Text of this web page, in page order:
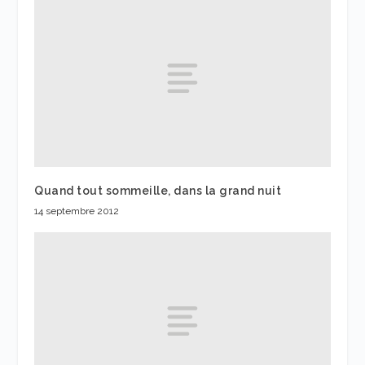
Quand tout sommeille, dans la grand nuit
14 septembre 2012